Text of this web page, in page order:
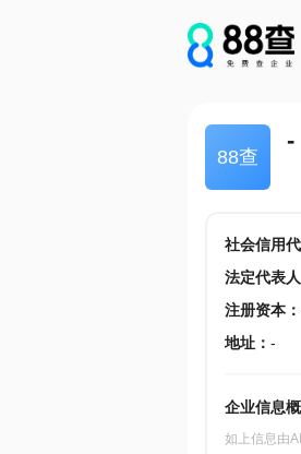
88查
-
社会信用
法定代表人
注册资本：
地址： -
企业信息概
如上信息由